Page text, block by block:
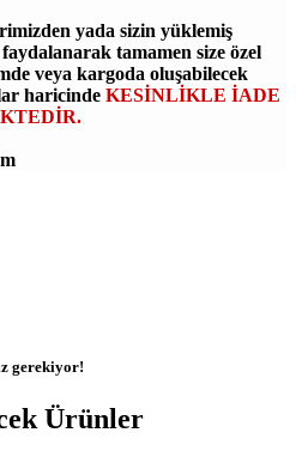
yada sizin yüklemiş
tamamen size özel
veya kargoda oluşabilecek
haricinde KESİNLİKLE İADE
gerekiyor!
Ürünler